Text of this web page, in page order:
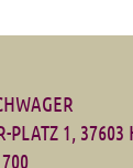
PLATZ 1,